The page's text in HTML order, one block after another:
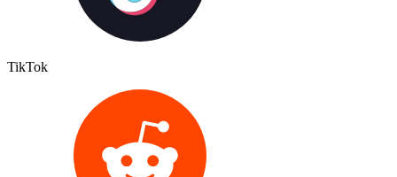
TikTok